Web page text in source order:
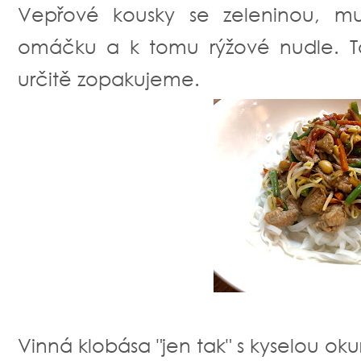
Vepřové kousky se zeleninou,
omáčku a k tomu rýžové nudle.
určitě zopakujeme.
Vinná klobása "jen tak" s kyselou